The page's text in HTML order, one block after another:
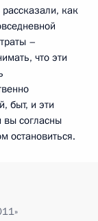
как
–
что эти
быт, и эти
вы согласны
остановиться.